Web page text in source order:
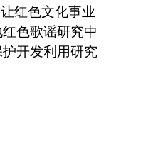
红色文化事业
色歌谣研究中
开发利用研究